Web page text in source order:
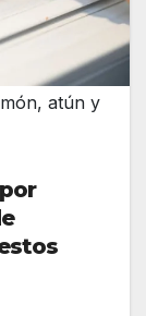
atún y